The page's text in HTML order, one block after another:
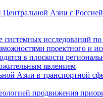
Азии с
исследований
проектного и
в плоскости
явлением
Азии в транспортной
продвижения